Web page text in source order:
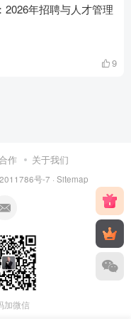
2026年招聘与人才管理
9
作 关于我们
号-7 · Sitemap
加微信